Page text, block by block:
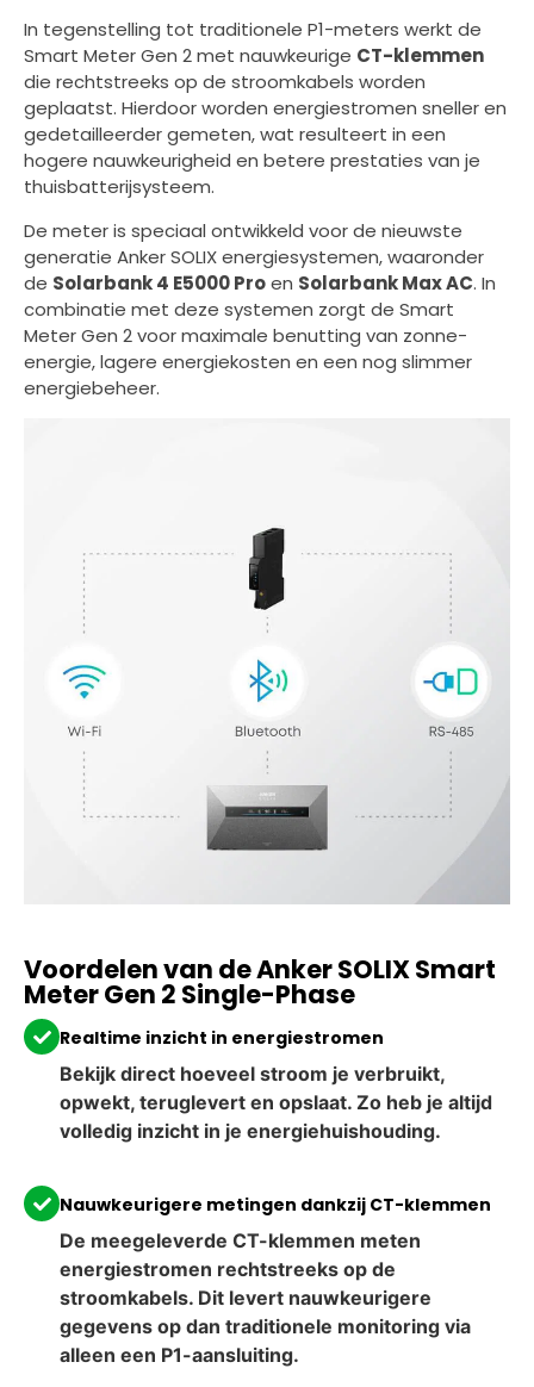
In tegenstelling tot traditionele P1-meters werkt de
Smart Meter Gen 2 met nauwkeurige CT-klemmen
die rechtstreeks op de stroomkabels worden
geplaatst. Hierdoor worden energiestromen sneller en
gedetailleerder gemeten, wat resulteert in een
hogere nauwkeurigheid en betere prestaties van je
thuisbatterijsysteem.
De meter is speciaal ontwikkeld voor de nieuwste
generatie Anker SOLIX energiesystemen, waaronder
de Solarbank 4 E5000 Proen Solarbank Max AC. In
combinatie met deze systemen zorgt de Smart
Meter Gen 2 voor maximale benutting van zonne-
energie, lagere energiekosten en een nog slimmer
energiebeheer.
Voordelen van de Anker SOLIX Smart
Meter Gen 2 Single-Phase
Realtime inzicht in energiestromen
Bekijk direct hoeveel stroom je verbruikt,
opwekt, teruglevert en opslaat. Zo heb je altijd
volledig inzicht in je energiehuishouding.
Nauwkeurigere metingen dankzij CT-klemmen
De meegeleverde CT-klemmen meten
energiestromen rechtstreeks op de
stroomkabels. Dit levert nauwkeurigere
gegevens op dan traditionele monitoring via
alleen een P1-aansluiting.